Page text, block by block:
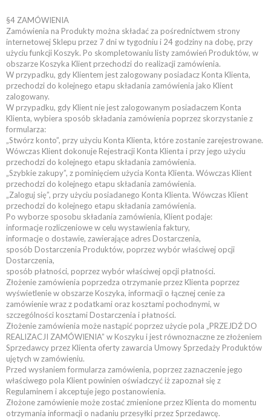
§4 ZAMÓWIENIA
Zamówienia na Produkty można składać za pośrednictwem strony
internetowej Sklepu przez 7 dni w tygodniu i 24 godziny na dobę, przy
użyciu funkcji Koszyk. Po skompletowaniu listy zamówień Produktów, w
obszarze Koszyka Klient przechodzi do realizacji zamówienia.
W przypadku, gdy Klientem jest zalogowany posiadacz Konta Klienta,
przechodzi do kolejnego etapu składania zamówienia jako Klient
zalogowany.
W przypadku, gdy Klient nie jest zalogowanym posiadaczem Konta
Klienta, wybiera sposób składania zamówienia poprzez skorzystanie z
formularza:
„Stwórz konto”, przy użyciu Konta Klienta, które zostanie zarejestrowane.
Wówczas Klient dokonuje Rejestracji Konta Klienta i przy jego użyciu
przechodzi do kolejnego etapu składania zamówienia.
„Szybkie zakupy”, z pominięciem użycia Konta Klienta. Wówczas Klient
przechodzi do kolejnego etapu składania zamówienia.
„Zaloguj się”, przy użyciu posiadanego Konta Klienta. Wówczas Klient
przechodzi do kolejnego etapu składania zamówienia.
Po wyborze sposobu składania zamówienia, Klient podaje:
informacje rozliczeniowe w celu wystawienia faktury,
informacje o dostawie, zawierające adres Dostarczenia,
sposób Dostarczenia Produktów, poprzez wybór właściwej opcji
Dostarczenia,
sposób płatności, poprzez wybór właściwej opcji płatności.
Złożenie zamówienia poprzedza otrzymanie przez Klienta poprzez
wyświetlenie w obszarze Koszyka, informacji o łącznej cenie za
zamówienie wraz z podatkami oraz kosztami pochodnymi, w
szczególności kosztami Dostarczenia i płatności.
Złożenie zamówienia może nastąpić poprzez użycie pola „PRZEJDŹ DO
REALIZACJI ZAMÓWIENIA” w Koszyku i jest równoznaczne ze złożeniem
Sprzedawcy przez Klienta oferty zawarcia Umowy Sprzedaży Produktów
ujętych w zamówieniu.
Przed wysłaniem formularza zamówienia, poprzez zaznaczenie jego
właściwego pola Klient powinien oświadczyć iż zapoznał się z
Regulaminem i akceptuje jego postanowienia.
Złożone zamówienie może zostać zmienione przez Klienta do momentu
otrzymania informacji o nadaniu przesyłki przez Sprzedawcę.